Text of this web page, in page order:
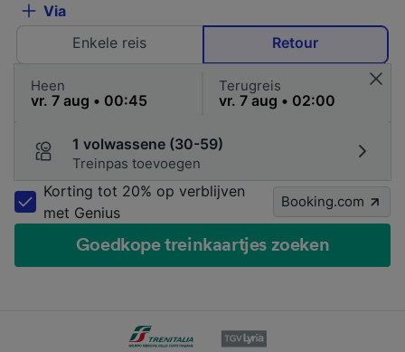
Via
Enkele reis
Retour
Heen Terugreis
1 volwassene (30-59)
Treinpas toevoegen
Korting tot 20% op verblijven
met Genius
Booking.com
Goedkope treinkaartjes zoeken